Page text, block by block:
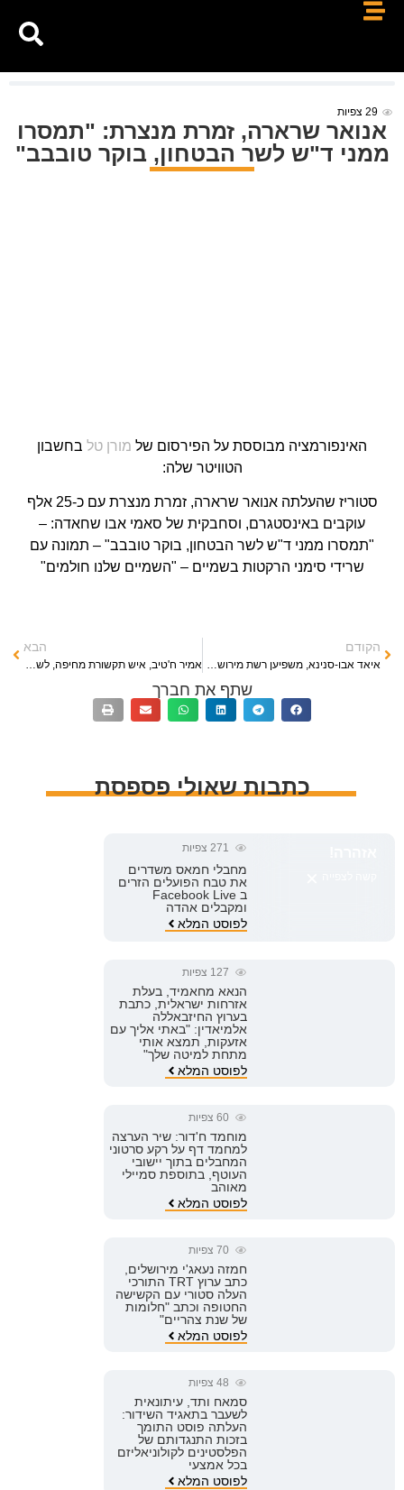
29צפיות
אנואר שרארה, זמרת מנצרת: "תמסרו
ממני ד"ש לשר הבטחון, בוקר טובבב"
האינפורמציה מבוססת על הפירסום של מורן טל בחשבון
הטוויטר שלה:
סטוריז שהעלתה אנואר שרארה, זמרת מנצרת עם כ-25 אלף
עוקבים באינסטגרם, וסחבקית של סאמי אבו שחאדה: –
"תמסרו ממני ד"ש לשר הבטחון, בוקר טובבב" – תמונה עם
שרידי סימני הרקטות בשמיים – "השמיים שלנו חולמים"
הקודם הבא
שתף את חברך
כתבות שאולי פספסת
271 צפיות
מחבלי חמאס משדרים
את טבח הפועלים הזרים
ב Facebook Live
ומקבלים אהדה
לפוסט המלא
127 צפיות
הנאא מחאמיד, בעלת
אזרחות ישראלית, כתבת
בערוץ החיזבאללה
אלמיאדין: "באתי אליך עם
אזעקות, תמצא אותי
מתחת למיטה שלך"
לפוסט המלא
60צפיות
מוחמד ח'דור: שיר הערצה
למחמד דף על רקע סרטוני
המחבלים בתוך יישובי
העוטף, בתוספת סמיילי
מאוהב
לפוסט המלא
70צפיות
חמזה נעאג'י מירושלים,
כתב ערוץ TRT התורכי
העלה סטורי עם הקשישה
החטופה וכתב "חלומות
של שנת צהריים"
לפוסט המלא
48צפיות
סמאח ותד, עיתונאית
לשעבר בתאגיד השידור:
העלתה פוסט התומך
בזכות התנגדותם של
הפלסטינים לקולוניאליזם
בכל אמצעי
לפוסט המלא